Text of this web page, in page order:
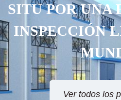
SITU POR UNA
INSPECCIÓN
Ver todos los